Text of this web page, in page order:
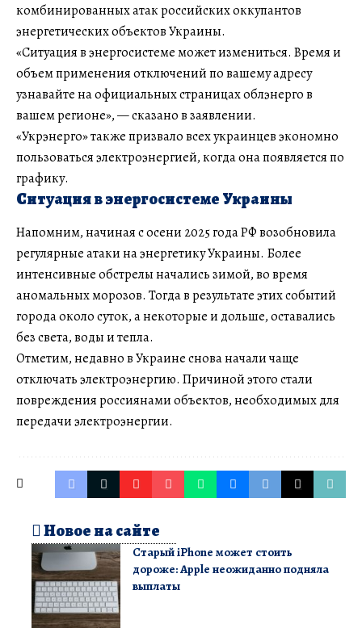
комбинированных атак российских оккупантов
энергетических объектов Украины.
«Ситуация в энергосистеме может измениться. Время и
объем применения отключений по вашему адресу
узнавайте на официальных страницах облэнерго в
вашем регионе», — сказано в заявлении.
«Укрэнерго» также призвало всех украинцев экономно
пользоваться электроэнергией, когда она появляется по
графику.
Ситуация в энергосистеме Украины
Напомним, начиная с осени 2025 года РФ возобновила
регулярные атаки на энергетику Украины. Более
интенсивные обстрелы начались зимой, во время
аномальных морозов. Тогда в результате этих событий
города около суток, а некоторые и дольше, оставались
без света, воды и тепла.
Отметим, недавно в Украине снова начали чаще
отключать электроэнергию. Причиной этого стали
повреждения россиянами объектов, необходимых для
передачи электроэнергии.
Новое на сайте
Старый iPhone может стоить
дороже: Apple неожиданно подняла
выплаты